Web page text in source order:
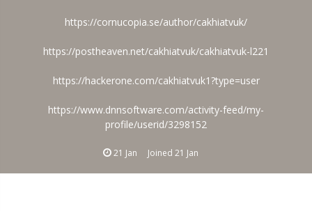
https://cornucopia.se/author/cakhiatvuk/
https://postheaven.net/cakhiatvuk/cakhiatvuk-l221
https://hackerone.com/cakhiatvuk1?type=user
https://www.dnnsoftware.com/activity-feed/my-
profile/userid/3298152
21 Jan Joined 21 Jan